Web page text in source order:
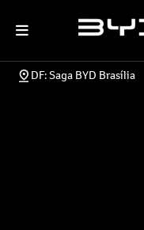
DF: Saga BYD Brasília